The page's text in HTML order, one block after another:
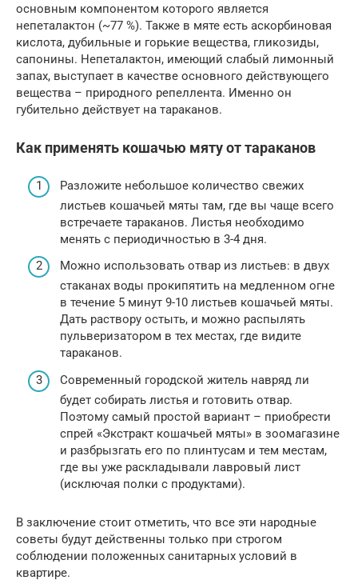
основным компонентом которого является
непеталактон (~77 %). Также в мяте есть аскорбиновая
кислота, дубильные и горькие вещества, гликозиды,
сапонины. Непеталактон, имеющий слабый лимонный
запах, выступает в качестве основного действующего
вещества – природного репеллента. Именно он
губительно действует на тараканов.
Как применять кошачью мяту от тараканов
Разложите небольшое количество свежих
листьев кошачьей мяты там, где вы чаще всего
встречаете тараканов. Листья необходимо
менять с периодичностью в 3-4 дня.
Можно использовать отвар из листьев: в двух
стаканах воды прокипятить на медленном огне
в течение 5 минут 9-10 листьев кошачьей мяты.
Дать раствору остыть, и можно распылять
пульверизатором в тех местах, где видите
тараканов.
Современный городской житель навряд ли
будет собирать листья и готовить отвар.
Поэтому самый простой вариант – приобрести
спрей «Экстракт кошачьей мяты» в зоомагазине
и разбрызгать его по плинтусам и тем местам,
где вы уже раскладывали лавровый лист
(исключая полки с продуктами).
В заключение стоит отметить, что все эти народные
советы будут действенны только при строгом
соблюдении положенных санитарных условий в
квартире.